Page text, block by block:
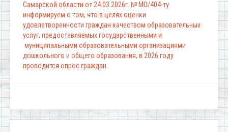
Самарской области от 24.03.2026г. № МО/404-ту
информируем о том, что в целях оценки
удовлетворенности граждан качеством образовательных
услуг, предоставляемых государственными и
муниципальными образовательными организациями
дошкольного и общего образования, в 2026 году
проводится опрос граждан.